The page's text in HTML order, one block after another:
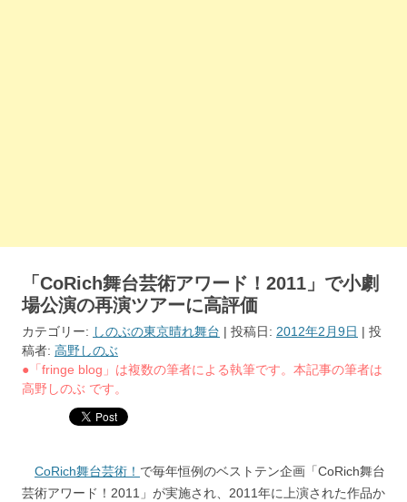
「CoRich舞台芸術アワード！2011」で小劇
場公演の再演ツアーに高評価
カテゴリー: しのぶの東京晴れ舞台 | 投稿日: 2012年2月9日 | 投
稿者: 高野しのぶ
●「fringe blog」は複数の筆者による執筆です。本記事の筆者は
高野しのぶ です。
CoRich舞台芸術！ で毎年恒例のベストテン企画「CoRich舞台
芸術アワード！2011」が実施され、2011年に上演された作品か